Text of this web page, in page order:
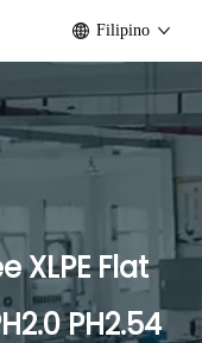
Filipino
XLPE Flat
PH2.54